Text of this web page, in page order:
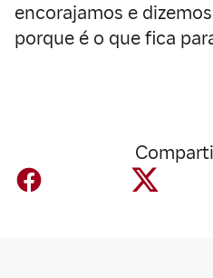
encorajamos e
porque é o que fica